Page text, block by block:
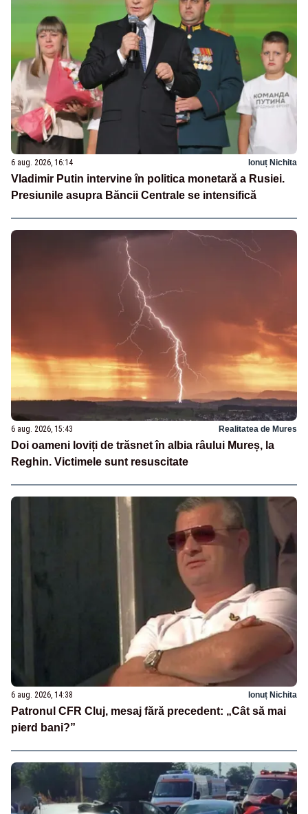
6 aug. 2026, 16:14 Ionuț Nichita
Vladimir Putin intervine în politica monetară a Rusiei.
Presiunile asupra Băncii Centrale se intensifică
6 aug. 2026, 15:43 Realitatea de Mures
Doi oameni loviți de trăsnet în albia râului Mureș, la
Reghin. Victimele sunt resuscitate
6 aug. 2026, 14:38 Ionuț Nichita
Patronul CFR Cluj, mesaj fără precedent: „Cât să mai
pierd bani?”